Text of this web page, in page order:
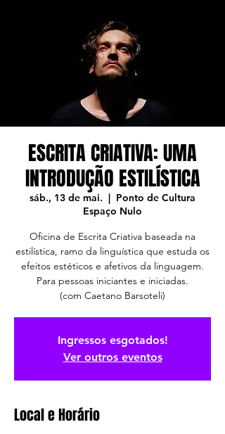
ESCRITA CRIATIVA: UMA
INTRODUÇÃO ESTILÍSTICA
sáb., 13 de mai.
  |
Ponto de Cultura
Espaço Nulo
Oficina de Escrita Criativa baseada na
estilística, ramo da linguística que estuda os
efeitos estéticos e afetivos da linguagem.
Para pessoas iniciantes e iniciadas.
(com Caetano Barsoteli)
Ingressos esgotados!
Ver outros eventos
Local e Horário